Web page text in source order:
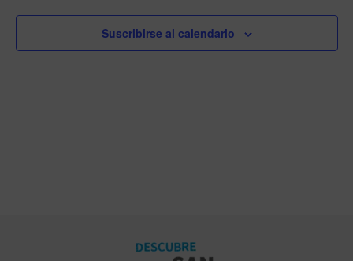
Suscribirse al calendario